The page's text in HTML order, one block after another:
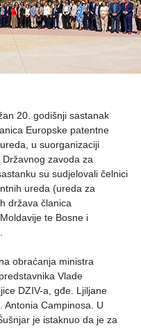
20. godišnji sastanak
Europske patentne
u suorganizaciji
zavoda za
su sudjelovali čelnici
ureda (ureda za
država članica
te Bosne i
obraćanja ministra
Vlade
DZIV-a, gđe. Ljiljane
Antonia Campinosa. U
je istaknuo da je za